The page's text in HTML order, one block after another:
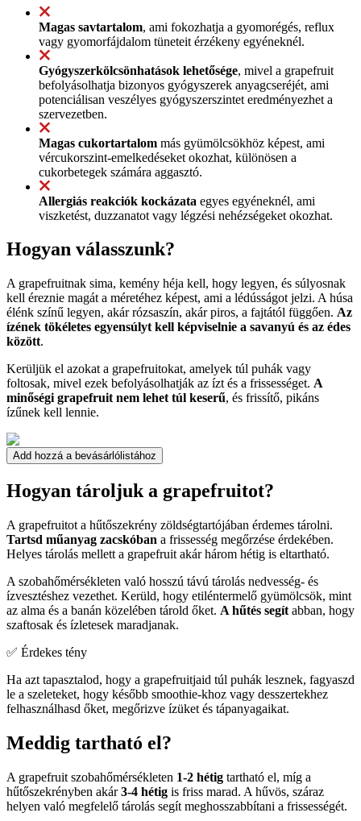
Magas savtartalom, ami fokozhatja a gyomorégés, reflux
vagy gyomorfájdalom tüneteit érzékeny egyéneknél.
Gyógyszerkölcsönhatások lehetősége, mivel a grapefruit
befolyásolhatja bizonyos gyógyszerek anyagcseréjét, ami
potenciálisan veszélyes gyógyszerszintet eredményezhet a
szervezetben.
Magas cukortartalom más gyümölcsökhöz képest, ami
vércukorszint-emelkedéseket okozhat, különösen a
cukorbetegek számára aggasztó.
Allergiás reakciók kockázata egyes egyéneknél, ami
viszketést, duzzanatot vagy légzési nehézségeket okozhat.
Hogyan válasszunk?
A grapefruitnak sima, kemény héja kell, hogy legyen, és súlyosnak
kell éreznie magát a méretéhez képest, ami a lédússágot jelzi. A húsa
élénk színű legyen, akár rózsaszín, akár piros, a fajtától függően. Az
ízének tökéletes egyensúlyt kell képviselnie a savanyú és az édes
között.
Kerüljük el azokat a grapefruitokat, amelyek túl puhák vagy
foltosak, mivel ezek befolyásolhatják az ízt és a frissességet. A
minőségi grapefruit nem lehet túl keserű, és frissítő, pikáns
ízűnek kell lennie.
Add hozzá a bevásárlólistához
Hogyan tároljuk a grapefruitot?
A grapefruitot a hűtőszekrény zöldségtartójában érdemes tárolni.
Tartsd műanyag zacskóban a frissesség megőrzése érdekében.
Helyes tárolás mellett a grapefruit akár három hétig is eltartható.
A szobahőmérsékleten való hosszú távú tárolás nedvesség- és
ízvesztéshez vezethet. Kerüld, hogy etiléntermelő gyümölcsök, mint
az alma és a banán közelében tárold őket. A hűtés segít abban, hogy
szaftosak és ízletesek maradjanak.
✅ Érdekes tény
Ha azt tapasztalod, hogy a grapefruitjaid túl puhák lesznek, fagyaszd
le a szeleteket, hogy később smoothie-khoz vagy desszertekhez
felhasználhasd őket, megőrizve ízüket és tápanyagaikat.
Meddig tartható el?
A grapefruit szobahőmérsékleten 1-2 hétig tartható el, míg a
hűtőszekrényben akár3-4 hétig is friss marad. A hűvös, száraz
helyen való megfelelő tárolás segít meghosszabbítani a frissességét.